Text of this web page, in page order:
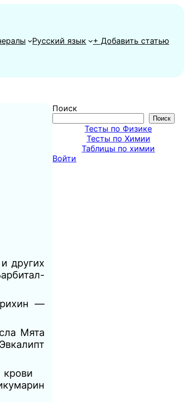
Русский язык + Добавить статью
других
—
Мята
крови
Поиск
Поиск
Тесты по Физике
Тесты по Химии
Таблицы по химии
Войти